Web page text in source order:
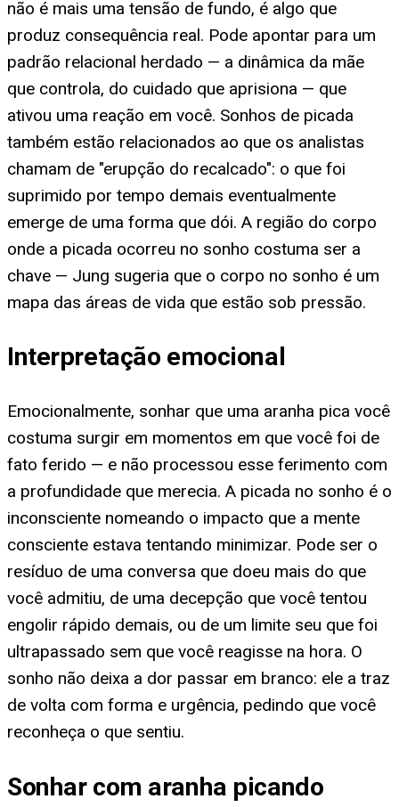
não é mais uma tensão de fundo, é algo que
produz consequência real. Pode apontar para um
padrão relacional herdado — a dinâmica da mãe
que controla, do cuidado que aprisiona — que
ativou uma reação em você. Sonhos de picada
também estão relacionados ao que os analistas
chamam de "erupção do recalcado": o que foi
suprimido por tempo demais eventualmente
emerge de uma forma que dói. A região do corpo
onde a picada ocorreu no sonho costuma ser a
chave — Jung sugeria que o corpo no sonho é um
mapa das áreas de vida que estão sob pressão.
Interpretação emocional
Emocionalmente, sonhar que uma aranha pica você
costuma surgir em momentos em que você foi de
fato ferido — e não processou esse ferimento com
a profundidade que merecia. A picada no sonho é o
inconsciente nomeando o impacto que a mente
consciente estava tentando minimizar. Pode ser o
resíduo de uma conversa que doeu mais do que
você admitiu, de uma decepção que você tentou
engolir rápido demais, ou de um limite seu que foi
ultrapassado sem que você reagisse na hora. O
sonho não deixa a dor passar em branco: ele a traz
de volta com forma e urgência, pedindo que você
reconheça o que sentiu.
Sonhar com aranha picando